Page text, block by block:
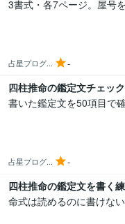
3書式・各7ページ。屋号
占星プログ... -
四柱推命の鑑定文チェッ
書いた鑑定文を50項目で
占星プログ... -
四柱推命の鑑定文を書く
命式は読めるのに書けな